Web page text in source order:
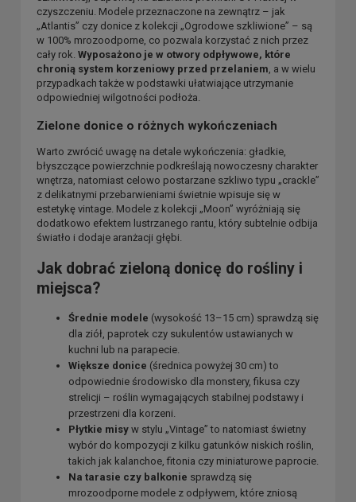
czyszczeniu. Modele przeznaczone na zewnątrz – jak
„Atlantis” czy donice z kolekcji „Ogrodowe szkliwione” – są
w 100% mrozoodporne, co pozwala korzystać z nich przez
cały rok. Wyposażono je w otwory odpływowe, które
chronią system korzeniowy przed przelaniem , a w wielu
przypadkach także w podstawki ułatwiające utrzymanie
odpowiedniej wilgotności podłoża.
Zielone donice o różnych wykończeniach
Warto zwrócić uwagę na detale wykończenia: gładkie,
błyszczące powierzchnie podkreślają nowoczesny charakter
wnętrza, natomiast celowo postarzane szkliwo typu „crackle”
z delikatnymi przebarwieniami świetnie wpisuje się w
estetykę vintage. Modele z kolekcji „Moon” wyróżniają się
dodatkowo efektem lustrzanego rantu, który subtelnie odbija
światło i dodaje aranżacji głębi.
Jak dobrać zieloną donicę do rośliny i
miejsca?
Średnie modele (wysokość 13–15 cm) sprawdzą się
dla ziół, paprotek czy sukulentów ustawianych w
kuchni lub na parapecie.
Większe donice (średnica powyżej 30 cm) to
odpowiednie środowisko dla monstery, fikusa czy
strelicji – roślin wymagających stabilnej podstawy i
przestrzeni dla korzeni.
Płytkie misy w stylu „Vintage” to natomiast świetny
wybór do kompozycji z kilku gatunków niskich roślin,
takich jak kalanchoe, fitonia czy miniaturowe paprocie.
Na tarasie czy balkonie sprawdzą się
mrozoodporne modele z odpływem, które zniosą